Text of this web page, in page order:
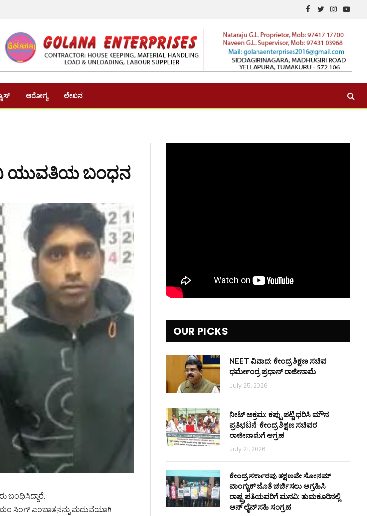
Facebook
TwitterInstagram
ಆರೋಗ್ಯ ಲೇಖನ
ಯುವತಿಯ ಬಂಧನ
ಬಂಧಿಸಿದ್ದಾರೆ.
ಸಿಂಗ್ ಎಂಬಾತನನ್ನು ಮದುವೆಯಾಗಿ
OUR PICKS
NEET ವಿವಾದ: ಕೇಂದ್ರ ಶಿಕ್ಷಣ ಸಚಿವ
ಧರ್ಮೇಂದ್ರ ಪ್ರಧಾನ್ ರಾಜೀನಾಮೆ
July 25, 2026
ನೀಟ್ ಅಕ್ರಮ: ಕಪ್ಪು ಪಟ್ಟಿ ಧರಿಸಿ ಮೌನ
ಪ್ರತಿಭಟನೆ: ಕೇಂದ್ರ ಶಿಕ್ಷಣ ಸಚಿವರ
ರಾಜೀನಾಮೆಗೆ ಆಗ್ರಹ
July 21, 2026
ಕೇಂದ್ರ ಸರ್ಕಾರವು ತಕ್ಷಣವೇ ಸೋನಮ್
ವಾಂಗ್ಚುಕ್ ಜೊತೆ ಚರ್ಚಿಸಲು ಆಗ್ರಹಿಸಿ
ರಾಷ್ಟ್ರಪತಿಯವರಿಗೆ ಮನವಿ: ತುಮಕೂರಿನಲ್ಲಿ
ಆನ್‌ ಲೈನ್ ಸಹಿ ಸಂಗ್ರಹ